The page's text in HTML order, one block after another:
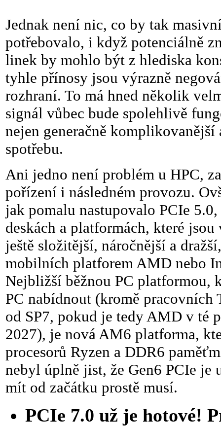
Jednak není nic, co by tak
potřebovalo, i když potenciálně
linek by mohlo být z hlediska
tyhle přínosy jsou výrazně
rozhraní. To má hned několik
signál vůbec bude spolehlivě
nejen generačně
spotřebu.
Ani jedno není problém u HPC,
pořízení i následném provozu.
jak pomalu nastupovalo PCIe
deskách a platformách, které
ještě složitější, náročnější a
mobilních platforem AMD nebo
Nejbližší běžnou PC platformou,
PC nabídnout (kromě pracovních
od SP7, pokud je tedy AMD v té
2027), je nová AM6 platforma,
procesorů Ryzen a DDR6
nebyl úplně jist, že Gen6 PCIe
mít od začátku prostě musí.
PCIe 7.0 už je hotové!